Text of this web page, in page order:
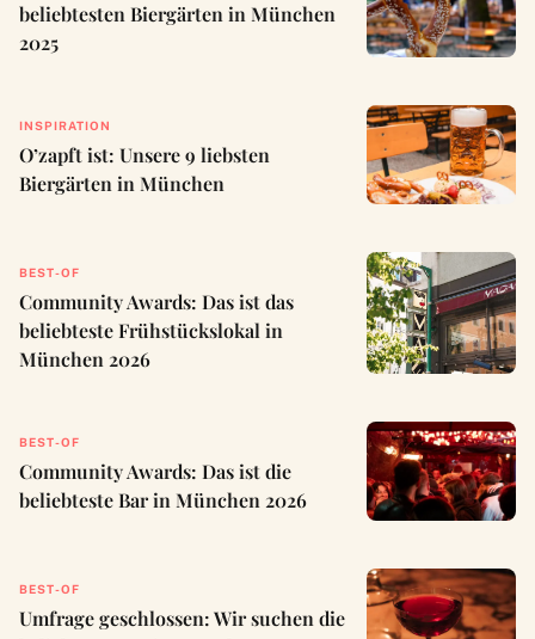
beliebtesten Biergärten in München
2025
INSPIRATION
O’zapft ist: Unsere 9 liebsten
Biergärten in München
BEST-OF
Community Awards: Das ist das
beliebteste Frühstückslokal in
München 2026
BEST-OF
Community Awards: Das ist die
beliebteste Bar in München 2026
BEST-OF
Umfrage geschlossen: Wir suchen die